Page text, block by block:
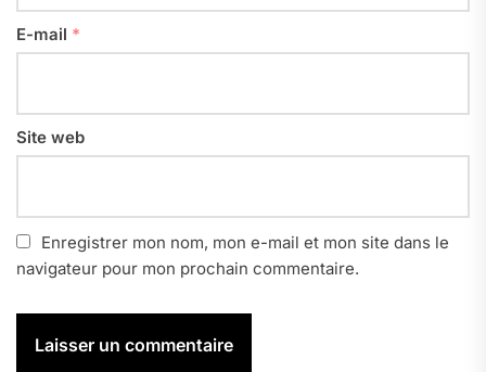
E-mail *
Site web
Enregistrer mon nom, mon e-mail et mon site dans le
navigateur pour mon prochain commentaire.